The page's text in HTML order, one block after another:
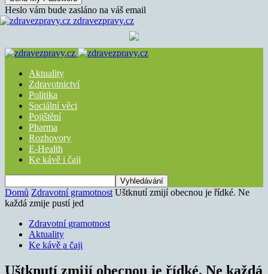
Heslo vám bude zasláno na váš email
zdravezpravy.cz
Aktuality
Zdravotnictví
Politika
Sociální věci
Pojištění
Pharma
Rozhovory
E-Health
Ke kávě i čaji
Domů Zdravotní gramotnost Uštknutí zmijí obecnou je řídké. Ne
každá zmije pustí jed
Zdravotní gramotnost
Aktuality
Ke kávě a čaji
Uštknutí zmijí obecnou je řídké. Ne každá